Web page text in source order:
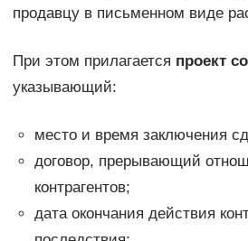
продавцу в письменном виде
При этом прилагается проект
указывающий:
место и время заключения
договор, прерывающий
контрагентов;
дата окончания действия